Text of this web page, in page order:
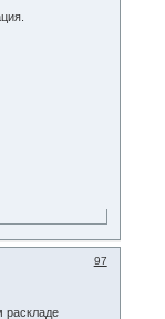
97
раскладе